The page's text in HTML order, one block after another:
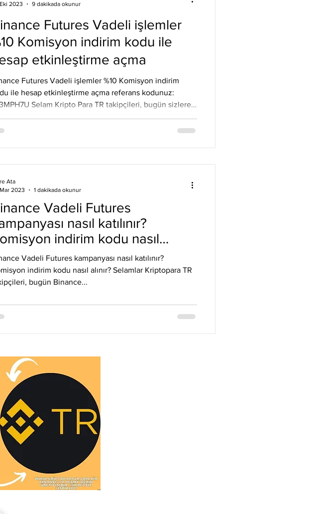
Dogecoin Ethereum
Linch Litecoin
Futures Vadeli işlemler
Komisyon indirim kodu ile
etkinleştirme açma
Futures Vadeli işlemler %10 Komisyon indirim
ile hesap etkinleştirme açma referans kodunuz:
Selam Kripto Para TR takipçileri, bugün sizlere
nasıl vadeli işlemler futures trade kaldıraçlı işlem
hali hazırda bir hesabınız varsa ve siz kaldıraçlı
2023
9 dakikada okunur
Vadeli Futures
nasıl katılınır?
indirim kodu nasıl
Vadeli Futures kampanyası nasıl katılınır?
indirim kodu nasıl alınır? Selamlar Kriptopara TR
bugün Binance...
Ata
2023
1 dakikada okunur